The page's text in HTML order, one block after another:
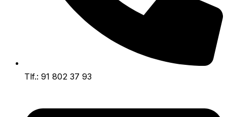
Tlf.: 91 802 37 93